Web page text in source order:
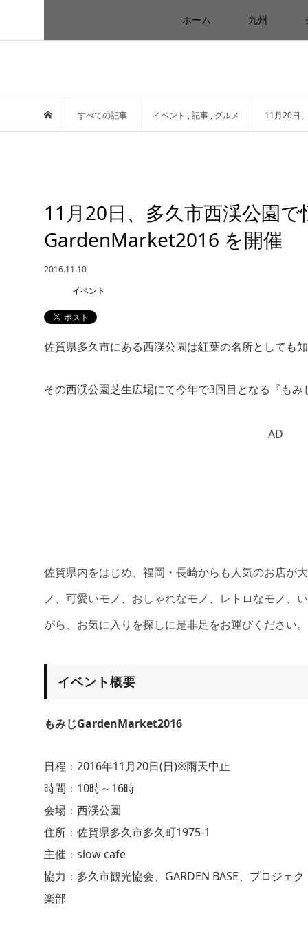
ホーム 九州
すべての記事 イベント ,記事 , グルメ 11月20日
11月20日、多久市西渓公園
GardenMarket2016 を開催
2016.11.10
イベント
佐賀県多久市にある西渓公園は紅葉の名所としても
その西渓公園芝生広場にて今年で3回目となる『も
AD
佐賀県内をはじめ、福岡・長崎からも人気のお店が
ノ、可愛いモノ、おしゃれなモノ、レトロなモノ、
がら、お気に入りを探しに是非足をお運びください。
イベント概要
もみじGardenMarket2016
日程：2016年11月20日(日)※雨天中止
時間：10時～16時
会場：西渓公園
住所：佐賀県多久市多久町1975-1
主催：slow cafe
協力：多久市観光協会、GARDEN BASE、プロジェ
楽部